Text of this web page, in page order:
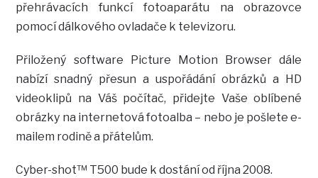
přehrávacích funkcí fotoaparátu na obrazovce
pomocí dálkového ovladače k televizoru.
Přiložený software Picture Motion Browser dále
nabízí snadný přesun a uspořádání obrázků a HD
videoklipů na Váš počítač, přidejte Vaše oblíbené
obrázky na internetová fotoalba – nebo je pošlete e-
mailem rodině a přátelům.
Cyber-shot™ T500 bude k dostání od října 2008.